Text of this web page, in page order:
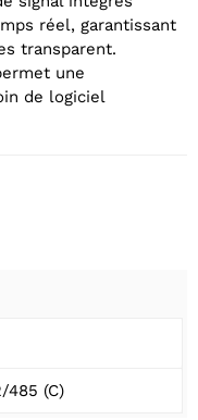
réel, garantissant
transparent.
une
de logiciel
485 (C)